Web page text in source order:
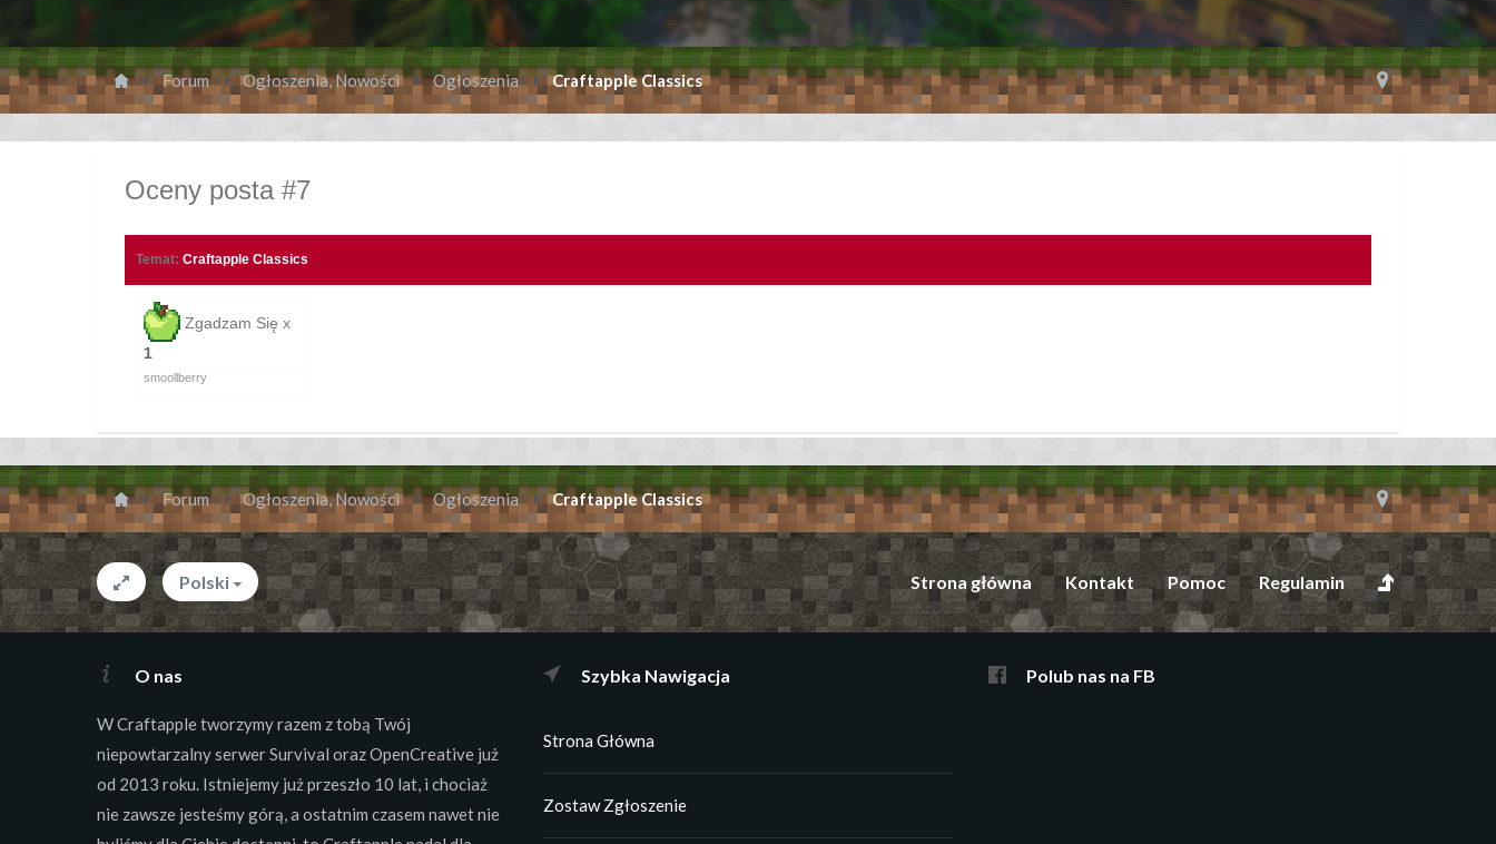
Forum Ogłoszenia, Nowości Ogłoszenia Craftapple Classics
Oceny posta #7
Temat: Craftapple Classics
Zgadzam Się x
1
smoollberry
Forum Ogłoszenia, Nowości Ogłoszenia Craftapple Classics
Polski Strona główna Kontakt Pomoc Regulamin
O nas
W Craftapple tworzymy razem z tobą Twój
niepowtarzalny serwer Survival oraz OpenCreative już
od 2013 roku. Istniejemy już przeszło 10 lat, i chociaż
nie zawsze jesteśmy górą, a ostatnim czasem nawet nie
Szybka Nawigacja
Strona Główna
Zostaw Zgłoszenie
Polub nas na FB